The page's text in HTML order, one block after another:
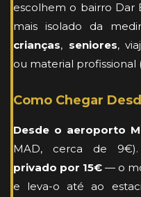
escolhem o bairro Dar
mais isolado da
crianças, seniores,
ou material profissional
Como Chegar
Desde o aeroporto
MAD, cerca de
privado por 15€ — o
e leva-o até ao